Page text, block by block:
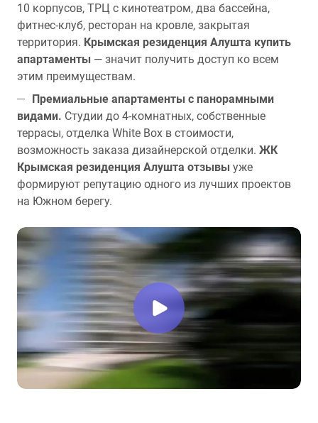
10 корпусов, ТРЦ с кинотеатром, два бассейна,
фитнес-клуб, ресторан на кровле, закрытая
территория. Крымская резиденция Алушта купить
апартаменты — значит получить доступ ко всем
этим преимуществам.
Премиальные апартаменты с панорамными
видами. Студии до 4-комнатных, собственные
террасы, отделка White Box в стоимости,
возможность заказа дизайнерской отделки. ЖК
Крымская резиденция Алушта отзывы уже
формируют репутацию одного из лучших проектов
на Южном берегу.